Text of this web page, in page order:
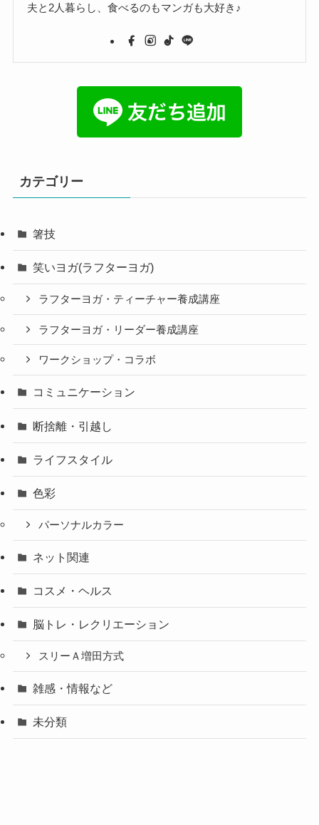
夫と2人暮らし、食べるのもマンガも大好き♪
カテゴリー
箸技
笑いヨガ(ラフターヨガ)
ラフターヨガ・ティーチャー養成講座
ラフターヨガ・リーダー養成講座
ワークショップ・コラボ
コミュニケーション
断捨離・引越し
ライフスタイル
色彩
パーソナルカラー
ネット関連
コスメ・ヘルス
脳トレ・レクリエーション
スリーＡ増田方式
雑感・情報など
未分類